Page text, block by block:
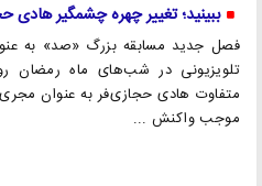
ببینید؛ تغییر چهره چشمگیر
فصل جدید مسابقه بزرگ «صد» به
تلویزیونی در شب‌های ماه رمضان
متفاوت هادی حجازی‌فر به عنوان
موجب واکنش ...